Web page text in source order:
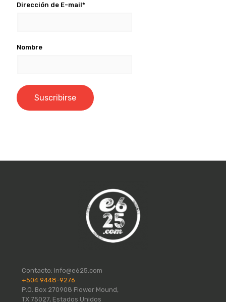
Dirección de E-mail*
Nombre
Contacto: info@e625.com
+504 9448-9276
P.O. Box 270908 Flower Mound,
TX 75027, Estados Unidos